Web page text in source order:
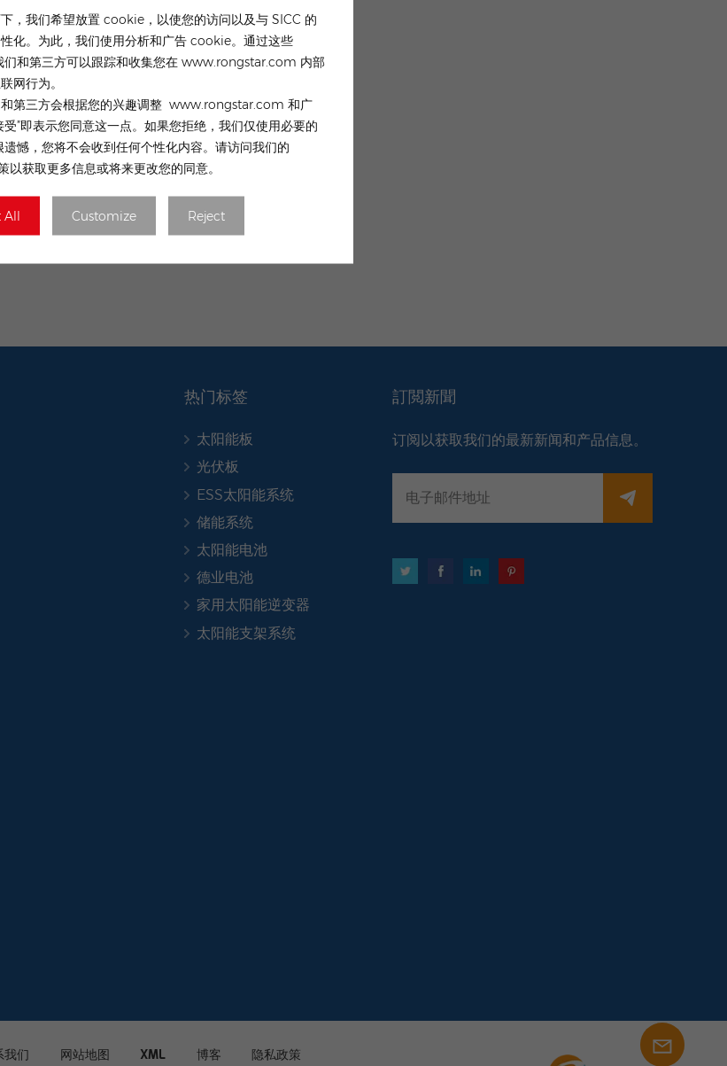
，我们希望放置 cookie，以使您的访问以及与 SICC 的
化。为此，我们使用分析和广告 cookie。通过这些
和第三方可以跟踪和收集您在 www.rongstar.com 内部
网行为。
和第三方会根据您的兴趣调整 www.rongstar.com 和广
受”即表示您同意这一点。如果您拒绝，我们仅使用必要的
憾，您将不会收到任何个性化内容。请访问我们的
以获取更多信息或将来更改您的同意。
All Customize Reject
热门标签
太阳能板
光伏板
ESS太阳能系统
储能系统
太阳能电池
德业电池
家用太阳能逆变器
太阳能支架系统
訂閲新聞
订阅以获取我们的最新新闻和产品信息。
我们 网站地图 XML 博客 隐私政策